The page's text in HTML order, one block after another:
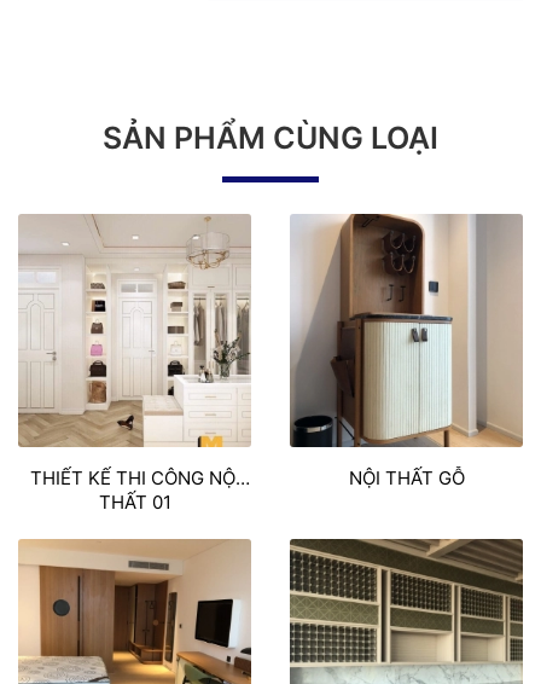
SẢN PHẨM CÙNG LOẠI
THIẾT KẾ THI CÔNG NỘI
THẤT 01
NỘI THẤT GỖ